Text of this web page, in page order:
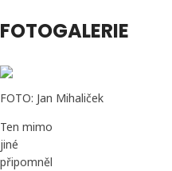
FOTOGALERIE
FOTO: Jan Mihaliček
Ten mimo
jiné
připomněl